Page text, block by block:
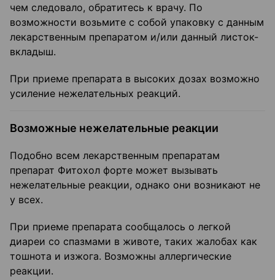
чем следовало, обратитесь к врачу. По
возможности возьмите с собой упаковку с данным
лекарственным препаратом и/или данный листок-
вкладыш.
При приеме препарата в высоких дозах возможно
усиление нежелательных реакций.
Возможные нежелательные реакции
Подобно всем лекарственным препаратам
препарат Фитохол форте может вызывать
нежелательные реакции, однако они возникают не
у всех.
При приеме препарата сообщалось о легкой
диареи со спазмами в животе, таких жалобах как
тошнота и изжога. Возможны аллергические
реакции.